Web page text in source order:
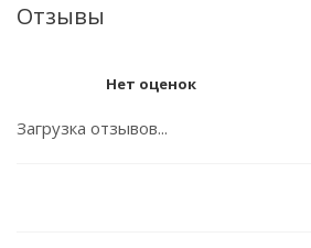
Отзывы
Нет оценок
Загрузка отзывов...